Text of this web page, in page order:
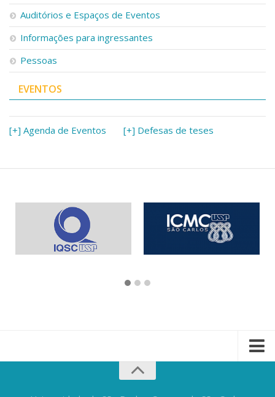
Auditórios e Espaços de Eventos
Informações para ingressantes
Pessoas
EVENTOS
[+] Agenda de Eventos [+] Defesas de teses